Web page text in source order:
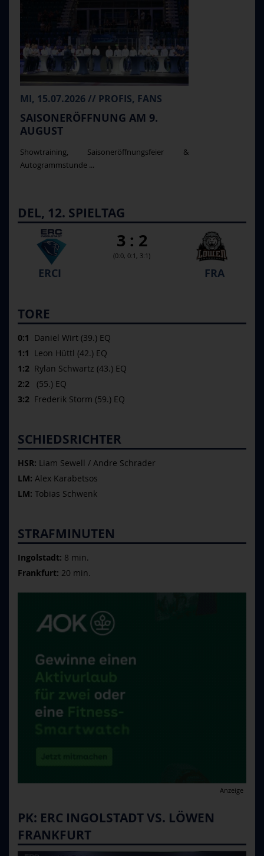
MI, 15.07.2026 // PROFIS, FANS
SAISONERÖFFNUNG AM 9.
AUGUST
Showtraining, Saisoneröffnungsfeier &
Autogrammstunde ...
DEL, 12. SPIELTAG
3 : 2
(0:0, 0:1, 3:1)
ERCI FRA
TORE
0:1 Daniel Wirt (39.) EQ
1:1 Leon Hüttl (42.) EQ
1:2 Rylan Schwartz (43.) EQ
2:2 (55.) EQ
3:2 Frederik Storm (59.) EQ
SCHIEDSRICHTER
HSR: Liam Sewell / Andre Schrader
LM: Alex Karabetsos
LM: Tobias Schwenk
STRAFMINUTEN
Ingolstadt: 8 min.
Frankfurt: 20 min.
Anzeige
PK: ERC INGOLSTADT VS. LÖWEN
FRANKFURT